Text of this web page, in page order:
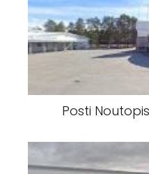
Posti